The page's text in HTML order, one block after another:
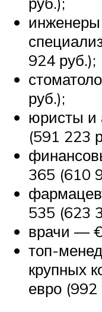
924 руб.);
руб.);
юристы и
(591 223
365 (610
535 (623
врачи —
топ-
крупных
евро (992